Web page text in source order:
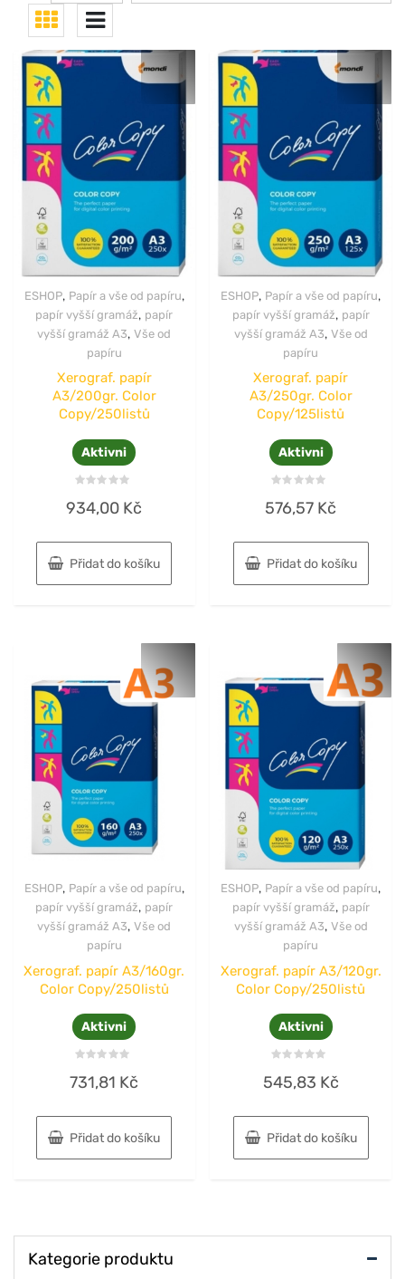
ESHOP, Papír a vše od papíru,
papír vyšší gramáž, papír
vyšší gramáž A3,Vše od
papíru
Xerograf. papír
A3/200gr. Color
Copy/250listů
Aktivni
0
z
934,00 Kč
Přidat do košíku
ESHOP, Papír a vše od papíru,
papír vyšší gramáž, papír
vyšší gramáž A3, Vše od
papíru
Xerograf. papír
A3/250gr. Color
Copy/125listů
Aktivni
0
576,57 Kč
Přidat do košíku
ESHOP, Papír a vše od papíru,
papír vyšší gramáž, papír
vyšší gramáž A3,Vše od
papíru
Xerograf. papír A3/160gr.
Color Copy/250listů
Aktivni
0
731,81 Kč
Přidat do košíku
ESHOP, Papír a vše od papíru,
papír vyšší gramáž, papír
vyšší gramáž A3, Vše od
papíru
Xerograf. papír A3/120gr.
Color Copy/250listů
Aktivni
0
545,83 Kč
Přidat do košíku
Kategorie produktu